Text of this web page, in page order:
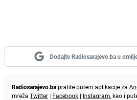
Dodajte Radiosarajevo.ba u
Radiosarajevo.bapratite putem aplikacije za
mreža Twitter | Facebook | Instagram, kao i